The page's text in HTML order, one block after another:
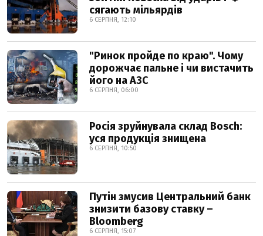
сягають мільярдів
6 СЕРПНЯ, 12:10
"Ринок пройде по краю". Чому
дорожчає пальне і чи вистачить
його на АЗС
6 СЕРПНЯ, 06:00
Росія зруйнувала склад Bosch:
уся продукція знищена
6 СЕРПНЯ, 10:50
Путін змусив Центральний банк
знизити базову ставку –
Bloomberg
6 СЕРПНЯ, 15:07